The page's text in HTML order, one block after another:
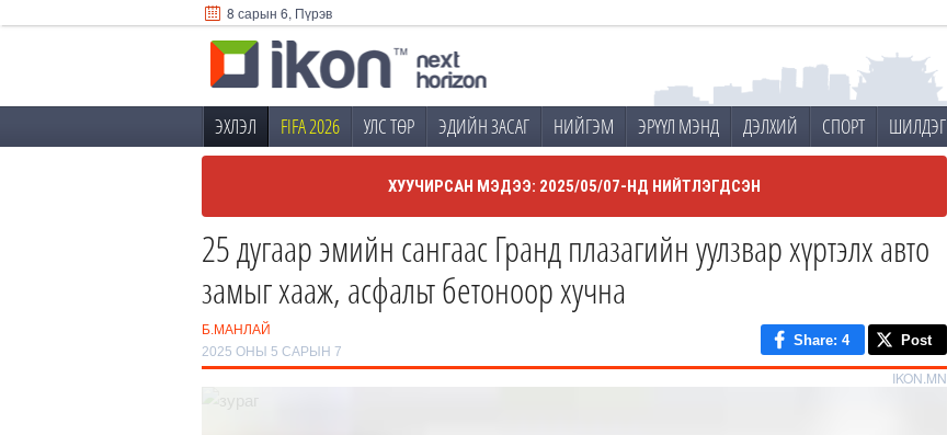
8 сарын 6, Пүрэв
ЭХЛЭЛ FIFA 2026 УЛС ТӨР ЭДИЙН ЗАСАГ НИЙГЭМ ЭРҮҮЛ МЭНД ДЭЛХИЙ СПОРТ ШИЛДЭГ
ХУУЧИРСАН МЭДЭЭ: 2025/05/07-НД НИЙТЛЭГДСЭН
25 дугаар эмийн сангаас Гранд плазагийн уулзвар хүртэлх авто
замыг хааж, асфальт бетоноор хучна
Б.МАНЛАЙ
2025 ОНЫ 5 САРЫН 7
Share: 4 Post
IKON.MN